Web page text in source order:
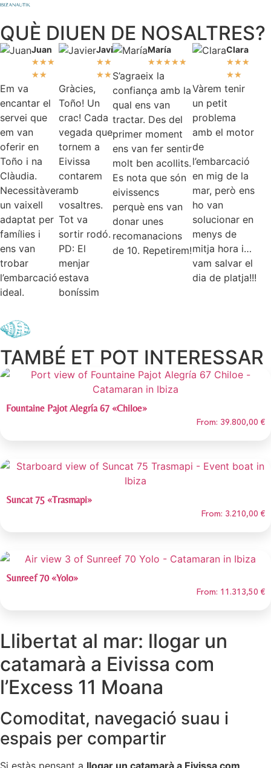
QUÈ DIUEN DE NOSALTRES?
Juan
★★★
★★
Em va
encantar el
servei que
em van
oferir en
Toño i na
Clàudia.
Necessitàvem
un vaixell
adaptat per
famílies i
ens van
trobar
l’embarcació
ideal.
Javier
★★
★★
Gràcies,
Toño! Un
crac! Cada
vegada que
tornem a
Eivissa
contarem
amb
vosaltres.
Tot va
sortir rodó.
PD: El
menjar
estava
boníssim
María
★★★★★
S’agraeix la
confiança amb la
qual ens van
tractar. Des del
primer moment
ens van fer sentir
molt ben acollits.
Es nota que són
eivissencs
perquè ens van
donar unes
recomanacions
de 10. Repetirem!
Clara
★★★
★★
Vàrem tenir
un petit
problema
amb el motor
de
l’embarcació
en mig de la
mar, però ens
ho van
solucionar en
menys de
mitja hora i…
vam salvar el
dia de platja!!!
TAMBÉ ET POT INTERESSAR
Fountaine Pajot Alegría 67 «Chiloe»
From: 39.800,00 €
Suncat 75 «Trasmapi»
From: 3.210,00 €
Sunreef 70 «Yolo»
From: 11.313,50 €
Llibertat al mar: llogar un
catamarà a Eivissa com
l’Excess 11 Moana
Comoditat, navegació suau i
espais per compartir
Si estàs pensant a llogar un catamarà a Eivissa com